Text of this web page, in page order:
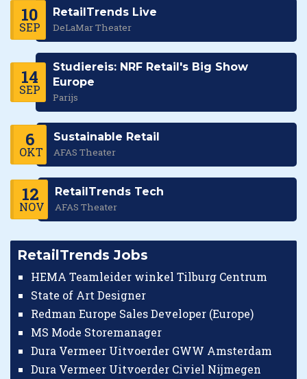
10
SEP
RetailTrends Live
DeLaMar Theater
14
SEP
Studiereis: NRF Retail's Big Show
Europe
Parijs
6
OKT
Sustainable Retail
AFAS Theater
12
NOV
RetailTrends Tech
AFAS Theater
RetailTrends Jobs
HEMA Teamleider winkel Tilburg Centrum
State of Art Designer
Redman Europe Sales Developer (Europe)
MS Mode Storemanager
Dura Vermeer Uitvoerder GWW Amsterdam
Dura Vermeer Uitvoerder Civiel Nijmegen